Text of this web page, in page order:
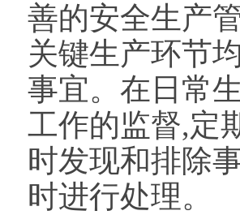
善的安全生产
关键生产环节
事宜。在日常
工作的监督,定
时发现和排除
时进行处理。